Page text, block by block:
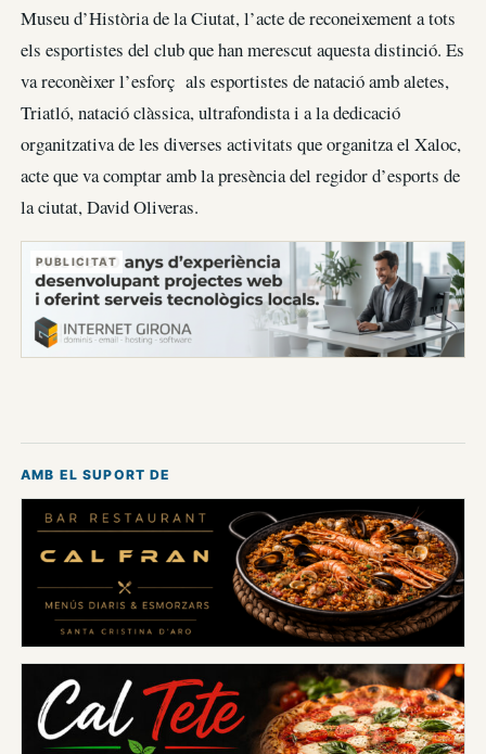
Museu d’Història de la Ciutat, l’acte de reconeixement a tots
els esportistes del club que han merescut aquesta distinció. Es
va reconèixer l’esforç als esportistes de natació amb aletes,
Triatló, natació clàssica, ultrafondista i a la dedicació
organitzativa de les diverses activitats que organitza el Xaloc,
acte que va comptar amb la presència del regidor d’esports de
la ciutat, David Oliveras.
PUBLICITAT
AMB EL SUPORT DE